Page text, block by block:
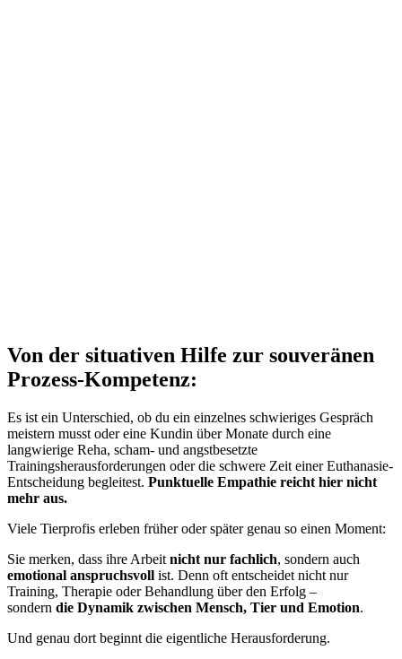
Von der situativen Hilfe zur souveränen
Prozess-Kompetenz:
Es ist ein Unterschied, ob du ein einzelnes schwieriges Gespräch
meistern musst oder eine Kundin über Monate durch eine
langwierige Reha, scham- und angstbesetzte
Trainingsherausforderungen oder die schwere Zeit einer Euthanasie-
Entscheidung begleitest. Punktuelle Empathie reicht hier nicht
mehr aus.
Viele Tierprofis erleben früher oder später genau so einen Moment:
Sie merken, dass ihre Arbeit nicht nur fachlich, sondern auch
emotional anspruchsvoll ist. Denn oft entscheidet nicht nur
Training, Therapie oder Behandlung über den Erfolg –
sondern die Dynamik zwischen Mensch, Tier und Emotion.
Und genau dort beginnt die eigentliche Herausforderung.